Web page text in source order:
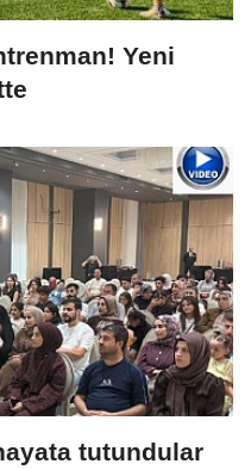
Yeni
tutundular